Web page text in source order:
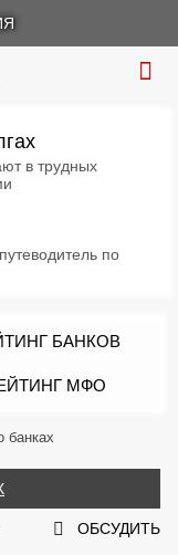
в трудных
по
БАНКОВ
МФО
банках
ОБСУДИТЬ